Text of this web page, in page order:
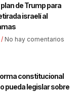
de Trump para
israelí al
No hay comentarios
constitucional
pueda legislar sobre